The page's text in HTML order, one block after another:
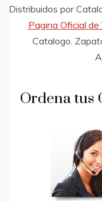
Distribuidos por
Pagina Oficial
Catalogo.
Ordena tus